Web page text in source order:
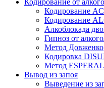
Кодирование от
Кодирование
Кодирование
Алкоблокада
Гипноз от
Метод Довженко
Кодировка
Метод
Вывод из запоя
Выведение из